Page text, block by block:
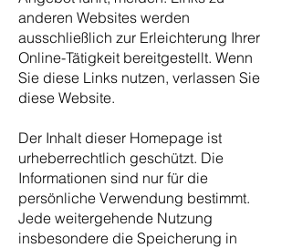
anderen Websites werden
ausschließlich zur Erleichterung Ihrer
Online-Tätigkeit bereitgestellt. Wenn
Sie diese Links nutzen, verlassen Sie
diese Website.
Der Inhalt dieser Homepage ist
urheberrechtlich geschützt. Die
Informationen sind nur für die
persönliche Verwendung bestimmt.
Jede weitergehende Nutzung
insbesondere die Speicherung in